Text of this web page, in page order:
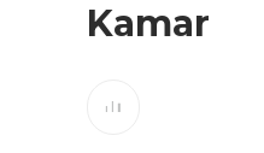
Kamar